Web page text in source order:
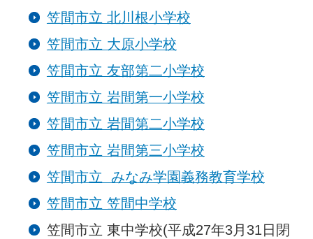
笠間市立 北川根小学校
笠間市立 大原小学校
笠間市立 友部第二小学校
笠間市立 岩間第一小学校
笠間市立 岩間第二小学校
笠間市立 岩間第三小学校
笠間市立 みなみ学園義務教育学校
笠間市立 笠間中学校
笠間市立 東中学校(平成27年3月31日閉